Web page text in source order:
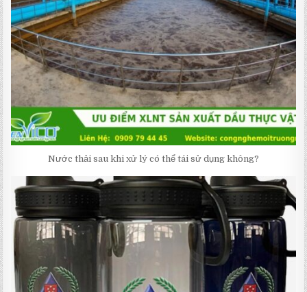
Nước thải sau khi xử lý có thể tái sử dụng không?